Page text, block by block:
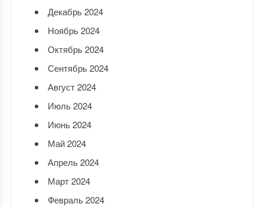
Декабрь 2024
Ноябрь 2024
Октябрь 2024
Сентябрь 2024
Август 2024
Июль 2024
Июнь 2024
Май 2024
Апрель 2024
Март 2024
Февраль 2024